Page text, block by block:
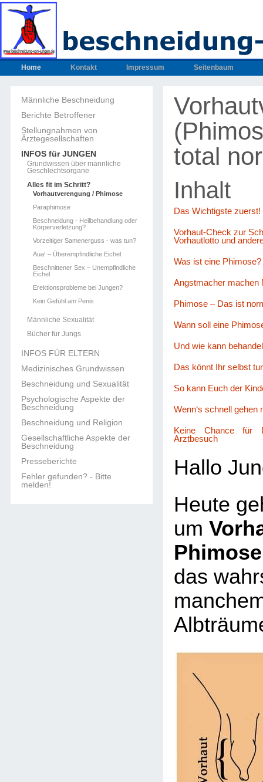
Home Kontakt Impressum Seitenbaum
Männliche Beschneidung
Berichte Betroffener
Stellungnahmen von
Ärztegesellschaften
INFOS für JUNGEN
Grundwissen über männliche
Geschlechtsorgane
Alles fit im Schritt?
Vorhautverengung / Phimose
Paraphimose
Beschneidung - Heilbehandlung oder
Körperverletzung?
Vorzeitiger Samenerguss - was tun?
Aua! – Überempfindliche Eichel
Beschnittener Sex – Unempfindliche
Eichel
Erektionsprobleme bei Jungen?
Kein Gefühl am Penis
Männliche Sexualität
Bücher für Jungs
INFOS FÜR ELTERN
Medizinisches Grundwissen
Beschneidung und Sexualität
Psychologische Aspekte der
Beschneidung
Beschneidung und Religion
Gesellschaftliche Aspekte der
Beschneidung
Presseberichte
Fehler gefunden? - Bitte
melden!
total
Inhalt
Das Wichtigste zuerst!
Vorhaut-Check zur
Vorhautlotto und
Was ist eine Phimose?
Angstmacher machen
Phimose – Das ist
Wann soll eine
Und wie kann
Das könnt Ihr selbst
So kann Euch der
Wenn‘s schnell
Keine Chance für
Arztbesuch
Hallo
Heute
um
Phimose
das